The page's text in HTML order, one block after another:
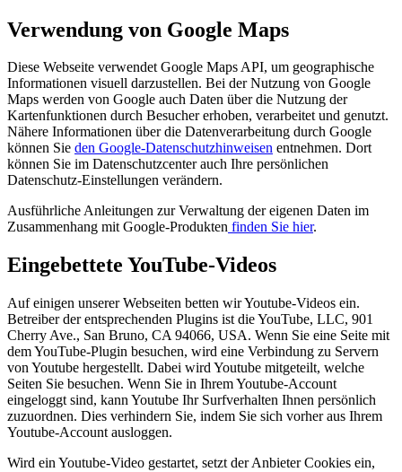
Verwendung von Google Maps
Diese Webseite verwendet Google Maps API, um geographische
Informationen visuell darzustellen. Bei der Nutzung von Google
Maps werden von Google auch Daten über die Nutzung der
Kartenfunktionen durch Besucher erhoben, verarbeitet und genutzt.
Nähere Informationen über die Datenverarbeitung durch Google
können Sie den Google-Datenschutzhinweisen entnehmen. Dort
können Sie im Datenschutzcenter auch Ihre persönlichen
Datenschutz-Einstellungen verändern.
Ausführliche Anleitungen zur Verwaltung der eigenen Daten im
Zusammenhang mit Google-Produkten finden Sie hier.
Eingebettete YouTube-Videos
Auf einigen unserer Webseiten betten wir Youtube-Videos ein.
Betreiber der entsprechenden Plugins ist die YouTube, LLC, 901
Cherry Ave., San Bruno, CA 94066, USA. Wenn Sie eine Seite mit
dem YouTube-Plugin besuchen, wird eine Verbindung zu Servern
von Youtube hergestellt. Dabei wird Youtube mitgeteilt, welche
Seiten Sie besuchen. Wenn Sie in Ihrem Youtube-Account
eingeloggt sind, kann Youtube Ihr Surfverhalten Ihnen persönlich
zuzuordnen. Dies verhindern Sie, indem Sie sich vorher aus Ihrem
Youtube-Account ausloggen.
Wird ein Youtube-Video gestartet, setzt der Anbieter Cookies ein,